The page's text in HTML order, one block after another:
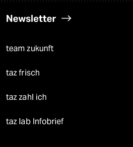
Newsletter
team zukunft
taz frisch
taz zahl ich
taz lab Infobrief